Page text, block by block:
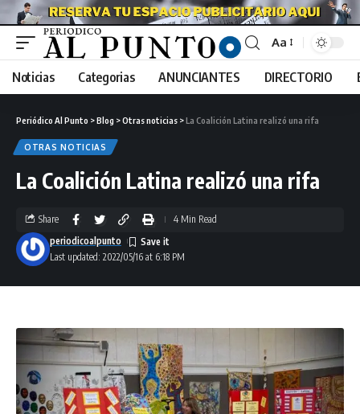
Aa
Noticias Categorias ANUNCIANTES DIRECTORIO
Periódico Al Punto >Blog >Otras noticias >La Coalición Latina realizó una rifa
OTRAS NOTICIAS
La Coalición Latina realizó una rifa
Last updated: 2022/05/16 at 6:18 PM
periodicoalpunto
Share 4 Min Read